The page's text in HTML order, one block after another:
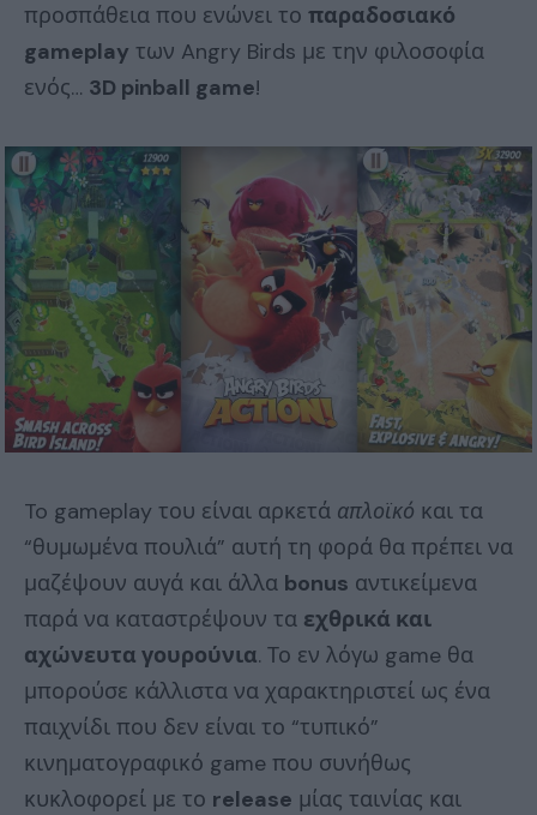
προσπάθεια που ενώνει το παραδοσιακό
gameplay των Angry Birds με την φιλοσοφία
ενός… 3D pinball game!
To gameplay του είναι αρκετά απλοϊκό και τα
“θυμωμένα πουλιά” αυτή τη φορά θα πρέπει να
μαζέψουν αυγά και άλλα bonus αντικείμενα
παρά να καταστρέψουν τα εχθρικά και
αχώνευτα γουρούνια. Το εν λόγω game θα
μπορούσε κάλλιστα να χαρακτηριστεί ως ένα
παιχνίδι που δεν είναι το “τυπικό”
κινηματογραφικό game που συνήθως
κυκλοφορεί με το release μίας ταινίας και